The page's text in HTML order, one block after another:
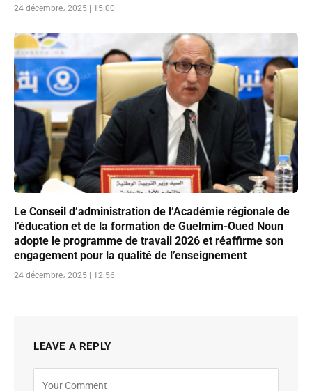
24 décembre، 2025 | 15:00
Le Conseil d’administration de l’Académie régionale de
l’éducation et de la formation de Guelmim-Oued Noun
adopte le programme de travail 2026 et réaffirme son
engagement pour la qualité de l’enseignement
24 décembre، 2025 | 12:56
LEAVE A REPLY